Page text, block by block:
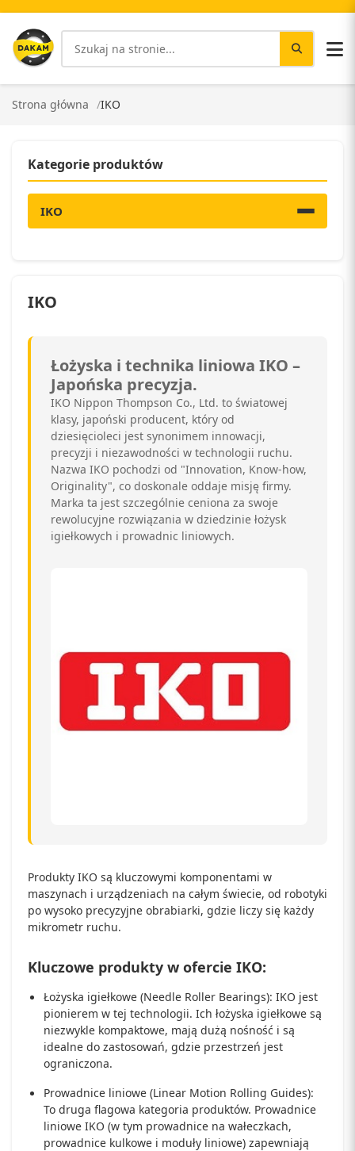
Strona główna IKO
Kategorie produktów
IKO
IKO
Łożyska i technika liniowa IKO –
Japońska precyzja.
IKO Nippon Thompson Co., Ltd. to światowej
klasy, japoński producent, który od
dziesięcioleci jest synonimem innowacji,
precyzji i niezawodności w technologii ruchu.
Nazwa IKO pochodzi od "Innovation, Know-how,
Originality", co doskonale oddaje misję firmy.
Marka ta jest szczególnie ceniona za swoje
rewolucyjne rozwiązania w dziedzinie łożysk
igiełkowych i prowadnic liniowych.
Produkty IKO są kluczowymi komponentami w
maszynach i urządzeniach na całym świecie, od robotyki
po wysoko precyzyjne obrabiarki, gdzie liczy się każdy
mikrometr ruchu.
Kluczowe produkty w ofercie IKO:
Łożyska igiełkowe (Needle Roller Bearings): IKO jest
pionierem w tej technologii. Ich łożyska igiełkowe są
niezwykle kompaktowe, mają dużą nośność i są
idealne do zastosowań, gdzie przestrzeń jest
ograniczona.
Prowadnice liniowe (Linear Motion Rolling Guides):
To druga flagowa kategoria produktów. Prowadnice
liniowe IKO (w tym prowadnice na wałeczkach,
prowadnice kulkowe i moduły liniowe) zapewniają